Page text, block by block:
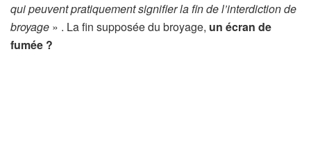
qui peuvent pratiquement signifier la fin de l’interdiction de
broyage » . La fin supposée du broyage, un écran de
fumée ?